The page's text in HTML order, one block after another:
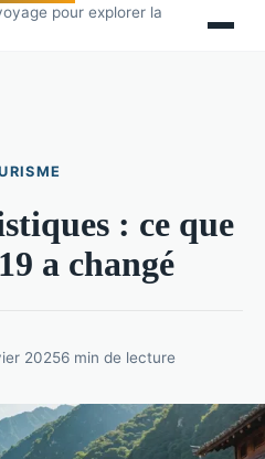
pour explorer la
: ce que
a changé
20256 min de lecture